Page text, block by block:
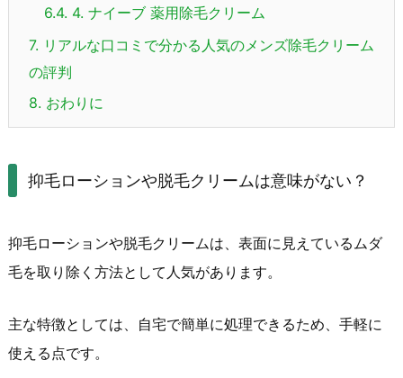
6.4. 4. ナイーブ 薬用除毛クリーム
7. リアルな口コミで分かる人気のメンズ除毛クリーム
の評判
8. おわりに
抑毛ローションや脱毛クリームは意味がない？
抑毛ローションや脱毛クリームは、表面に見えているムダ
毛を取り除く方法として人気があります。
主な特徴としては、自宅で簡単に処理できるため、手軽に
使える点です。